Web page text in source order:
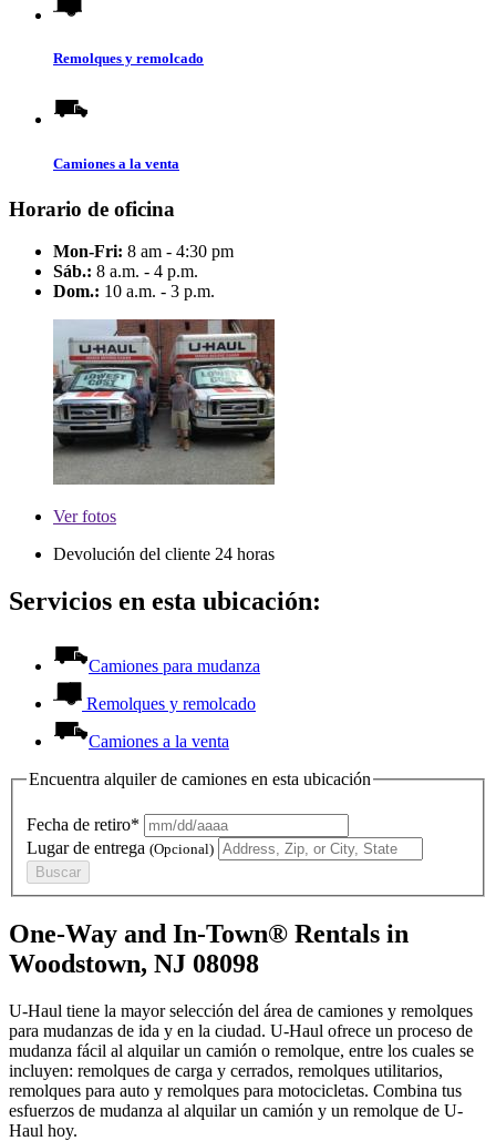
Remolques y remolcado
Camiones a la venta
Horario de oficina
Mon-Fri: 8 am - 4:30 pm
Sáb.: 8 a.m. - 4 p.m.
Dom.: 10 a.m. - 3 p.m.
Verfotos
Devolución del cliente 24 horas
Servicios en esta ubicación:
Camiones para mudanza
Remolques y remolcado
Camiones a la venta
Encuentra alquiler de camiones en esta ubicación
Fecha de retiro*
Lugar de entrega (Opcional)
Buscar
One-Way and In-Town® Rentals in
Woodstown, NJ 08098
U-Haul tiene la mayor selección del área de camiones y remolques
para mudanzas de ida y en la ciudad. U-Haul ofrece un proceso de
mudanza fácil al alquilar un camión o remolque, entre los cuales se
incluyen: remolques de carga y cerrados, remolques utilitarios,
remolques para auto y remolques para motocicletas. Combina tus
esfuerzos de mudanza al alquilar un camión y un remolque de U-
Haul hoy.